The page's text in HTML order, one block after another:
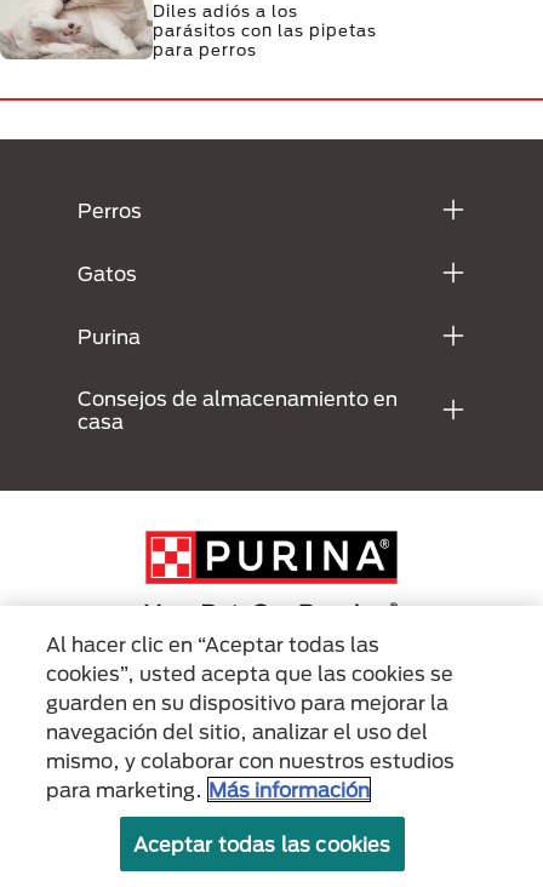
Diles adiós a los
parásitos con las pipetas
para perros
Perros
Gatos
Purina
Consejos de almacenamiento en
casa
Menu Footer Secundario Purina
All Nestlé Purina trademarks owned by Société des Produits Nestlé S.A.,
Vevey, Switzerland or are used with permission.
Políticas sobre
cookies
Términos de
privacidad
Al hacer clic en “Aceptar todas las
cookies”, usted acepta que las cookies se
guarden en su dispositivo para mejorar la
navegación del sitio, analizar el uso del
mismo, y colaborar con nuestros estudios
para marketing. Más información
Aceptar todas las cookies